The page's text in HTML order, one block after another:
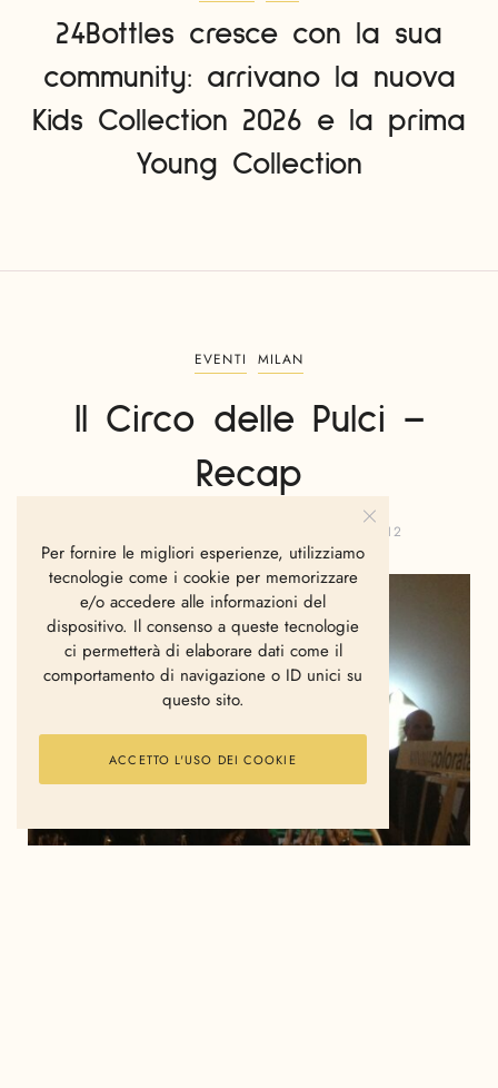
24Bottles cresce con la sua
community: arrivano la nuova
Kids Collection 2026 e la prima
Young Collection
EVENTI MILAN
Il Circo delle Pulci –
Recap
OTTOBRE 22, 2012
Per fornire le migliori esperienze, utilizziamo
tecnologie come i cookie per memorizzare
e/o accedere alle informazioni del
dispositivo. Il consenso a queste tecnologie
ci permetterà di elaborare dati come il
comportamento di navigazione o ID unici su
questo sito.
ACCETTO L'USO DEI COOKIE